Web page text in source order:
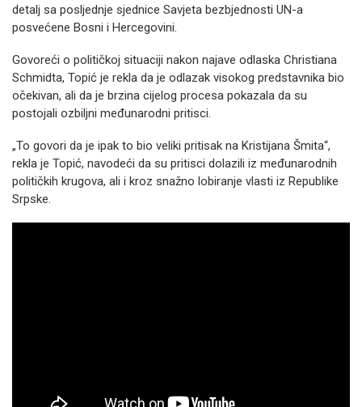
detalj sa posljednje sjednice Savjeta bezbjednosti UN-a
posvećene Bosni i Hercegovini.
Govoreći o političkoj situaciji nakon najave odlaska Christiana
Schmidta, Topić je rekla da je odlazak visokog predstavnika bio
očekivan, ali da je brzina cijelog procesa pokazala da su
postojali ozbiljni međunarodni pritisci.
„To govori da je ipak to bio veliki pritisak na Kristijana Šmita“,
rekla je Topić, navodeći da su pritisci dolazili iz međunarodnih
političkih krugova, ali i kroz snažno lobiranje vlasti iz Republike
Srpske.